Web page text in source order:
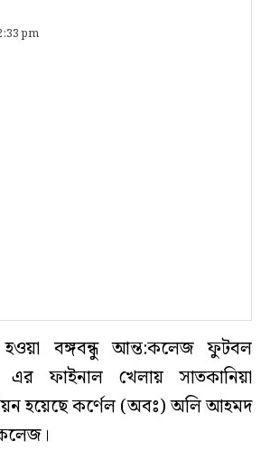
pm
বঙ্গবন্ধু আন্ত:কলেজ ফুটবল
এর ফাইনাল খেলায় সাতকানিয়া
হয়েছে কর্ণেল (অবঃ) অলি আহমদ